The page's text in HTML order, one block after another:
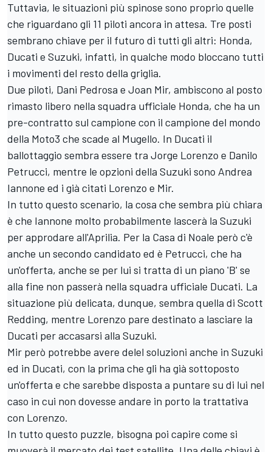
Tuttavia, le situazioni più spinose sono proprio quelle
che riguardano gli 11 piloti ancora in attesa. Tre posti
sembrano chiave per il futuro di tutti gli altri: Honda,
Ducati e Suzuki, infatti, in qualche modo bloccano tutti
i movimenti del resto della griglia.
Due piloti, Dani Pedrosa e Joan Mir, ambiscono al posto
rimasto libero nella squadra ufficiale Honda, che ha un
pre-contratto sul campione con il campione del mondo
della Moto3 che scade al Mugello. In Ducati il
ballottaggio sembra essere tra Jorge Lorenzo e Danilo
Petrucci, mentre le opzioni della Suzuki sono Andrea
Iannone ed i già citati Lorenzo e Mir.
In tutto questo scenario, la cosa che sembra più chiara
è che Iannone molto probabilmente lascerà la Suzuki
per approdare all'Aprilia. Per la Casa di Noale però c'è
anche un secondo candidato ed è Petrucci, che ha
un'offerta, anche se per lui si tratta di un piano 'B' se
alla fine non passerà nella squadra ufficiale Ducati. La
situazione più delicata, dunque, sembra quella di Scott
Redding, mentre Lorenzo pare destinato a lasciare la
Ducati per accasarsi alla Suzuki.
Mir però potrebbe avere delel soluzioni anche in Suzuki
ed in Ducati, con la prima che gli ha già sottoposto
un'offerta e che sarebbe disposta a puntare su di lui nel
caso in cui non dovesse andare in porto la trattativa
con Lorenzo.
In tutto questo puzzle, bisogna poi capire come si